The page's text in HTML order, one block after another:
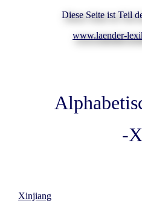
Diese Seite ist Teil
www.laender-
-
Xinjiang